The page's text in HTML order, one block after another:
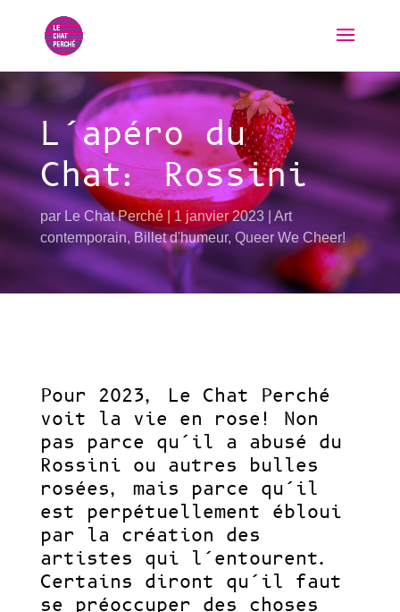
L’apéro du
Chat: Rossini
parLe Chat Perché 1 janvier 2023
Art
contemporain,Billet d'humeur, Queer We Cheer!
Pour 2023, Le Chat Perché
voit la vie en rose! Non
pas parce qu’il a abusé du
Rossini ou autres bulles
rosées, mais parce qu’il
est perpétuellement ébloui
par la création des
artistes qui l’entourent.
Certains diront qu’il faut
se préoccuper des choses